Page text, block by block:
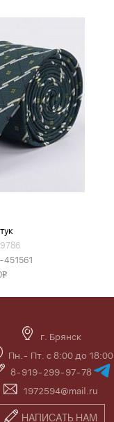
v
г. Брянск
Пн.- Пт. с 8:00 до 18:00
8-919-299-97-78
1972594@mail.ru
НАПИСАТЬ НАМ